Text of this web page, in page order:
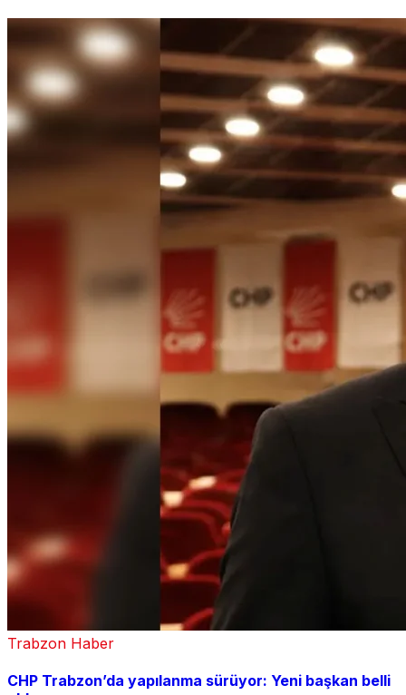
Trabzon Haber
CHP Trabzon’da yapılanma sürüyor: Yeni başkan belli